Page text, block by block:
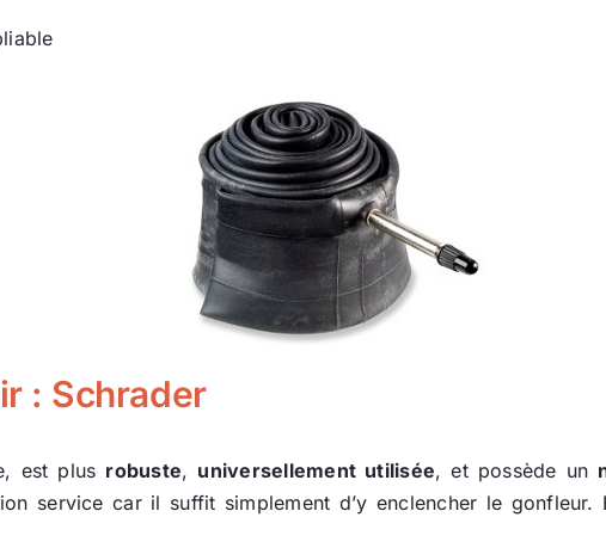
: Schrader
est plus robuste, universellement utilisée, et possède un
service car il suffit simplement d’y enclencher le gonfleur.